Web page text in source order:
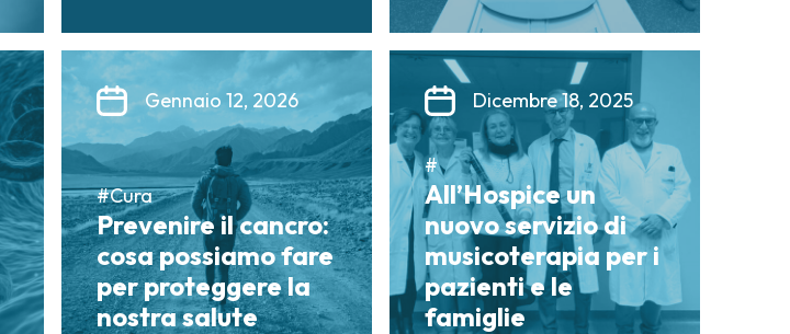
Gennaio 12, 2026
#Cura
Prevenire il cancro:
cosa possiamo fare
per proteggere la
nostra salute
Dicembre 18, 2025
#
All’Hospice un
nuovo servizio di
musicoterapia per i
pazienti e le
famiglie